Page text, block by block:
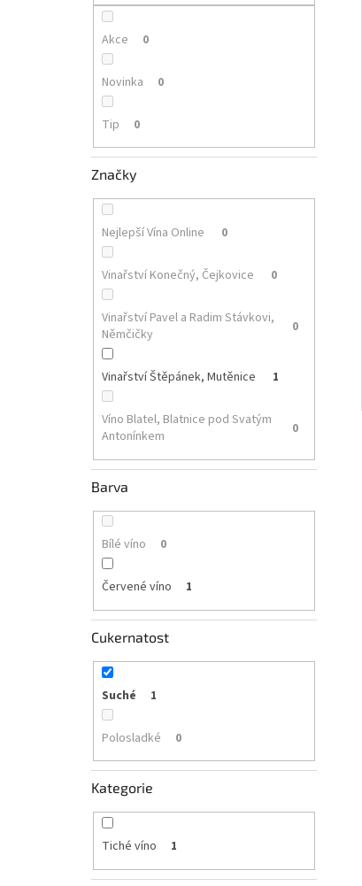
Akce 0
Novinka 0
Tip 0
Značky
Nejlepší Vína Online 0
Vinařství Konečný, Čejkovice 0
Vinařství Pavel a Radim Stávkovi,
Němčičky
0
Vinařství Štěpánek, Mutěnice 1
Víno Blatel, Blatnice pod Svatým
Antonínkem
0
Barva
Bílé víno 0
Červené víno 1
Cukernatost
Suché 1
Polosladké 0
Kategorie
Tiché víno 1